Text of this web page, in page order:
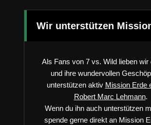
Wir unterstützen
Als Fans von 7 vs. Wild lieben wir
und ihre wundervollen
unterstützen aktiv Mission Erde
Robert Marc Lehmann.
Wenn du ihn auch unterstützen
spende gerne direkt an Mission